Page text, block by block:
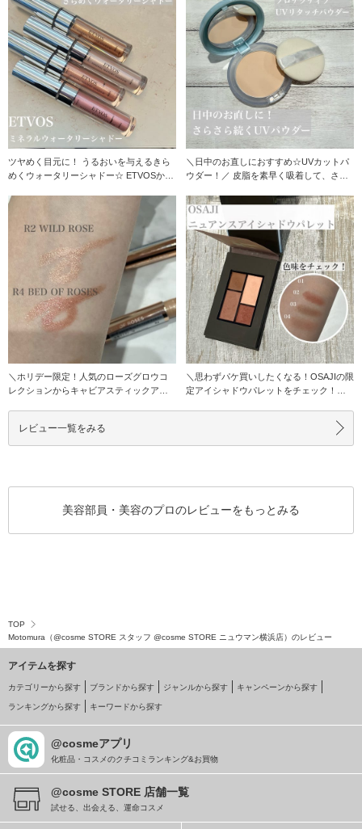
ツヤめく目元に！ うるおいを与えるきら
めくウォータリーシャドー☆ ETVOSから
＼日中のお直しにおすすめ☆UVカットパ
ウダー！／ 皮脂を素早く吸着して、さら
＼ホリデー限定！人気のローズグロウコ
レクションからキャビアスティックアイ
＼思わずパケ買いしたくなる！OSAJIの限
定アイシャドウパレットをチェック！／
レビュー一覧をみる
美容部員・美容のプロのレビューをもっとみる
TOP
Motomura（@cosme STORE スタッフ @cosme STORE ニュウマン横浜店）のレビュー
アイテムを探す
カテゴリーから探す ブランドから探す ジャンルから探す キャンペーンから探す
ランキングから探す キーワードから探す
@cosmeアプリ
化粧品・コスメのクチコミランキング&お買物
@cosme STORE 店舗一覧
試せる、出会える、運命コスメ